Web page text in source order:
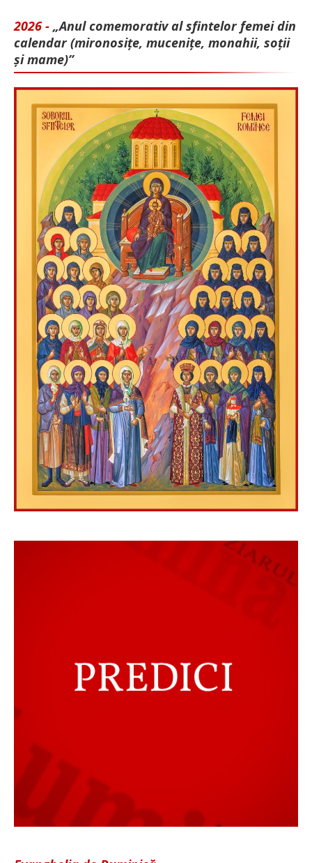
2026 - „Anul comemorativ al sfintelor femei din
calendar (mironosițe, mu­cenițe, monahii, soții
și mame)”